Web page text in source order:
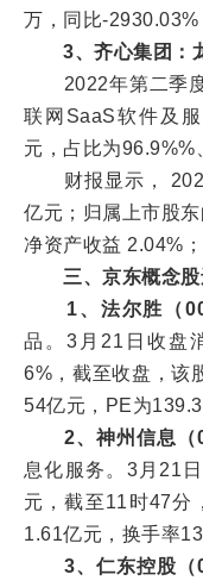
万，同比-2930.03%
3、齐心集团：
2022年第二季度
联网SaaS软件及
元，占比为96.9%%
财报显示， 2024
亿元；归属上市股
净资产收益 2.04%
三、京东概念
1、法尔胜（
品。3月21日收盘
6%，截至收盘，该
54亿元，PE为
2、神州信息（
息化服务。3月21
元，截至11时47分
1.61亿元，换手率
3、仁东控股（